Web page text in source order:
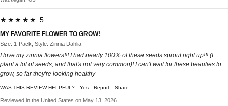
★★★★★ 5
MY FAVORITE FLOWER TO GROW!
Size: 1-Pack, Style: Zinnia Dahlia
I love my zinnia flowers!!! I had nearly 100% of these seeds sprout right up!!! (I
plant a lot of seeds, and that's not very common)! I can't wait for these beauties to
grow, so far they're looking healthy
WAS THIS REVIEW HELPFUL? Yes Report Share
Reviewed in the United States on May 13, 2026